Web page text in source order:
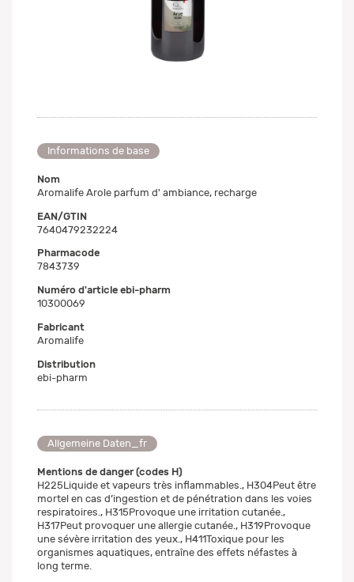
Informations de base
Nom
Aromalife Arole parfum d' ambiance, recharge
EAN/GTIN
7640479232224
Pharmacode
7843739
Numéro d'article ebi-pharm
10300069
Fabricant
Aromalife
Distribution
ebi-pharm
Allgemeine Daten_fr
Mentions de danger (codes H)
H225Liquide et vapeurs très inflammables., H304Peut être
mortel en cas d’ingestion et de pénétration dans les voies
respiratoires., H315Provoque une irritation cutanée.,
H317Peut provoquer une allergie cutanée., H319Provoque
une sévère irritation des yeux., H411Toxique pour les
organismes aquatiques, entraîne des effets néfastes à
long terme.